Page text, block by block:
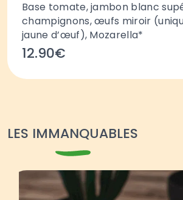
Base tomate, jambon blanc
champignons, œufs miroir
jaune d’œuf), Mozarella*
12.90€
LES IMMANQUABLES